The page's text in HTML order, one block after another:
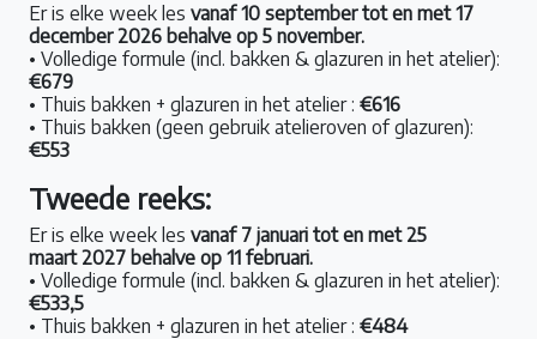
Er is elke week les vanaf 10 september tot en met 17
december 2026 behalve op 5 november.
• Volledige formule (incl. bakken & glazuren in het atelier):
€679
• Thuis bakken + glazuren in het atelier : €616
• Thuis bakken (geen gebruik atelieroven of glazuren):
€553
Tweede reeks:
Er is elke week les vanaf 7 januari tot en met 25
maart 2027 behalve op 11 februari.
• Volledige formule (incl. bakken & glazuren in het atelier):
€533,5
• Thuis bakken + glazuren in het atelier : €484